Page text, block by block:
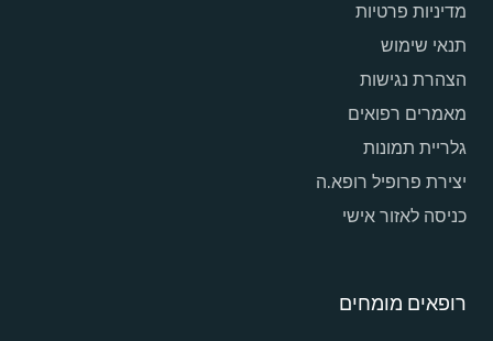
מדיניות פרטיות
תנאי שימוש
הצהרת נגישות
מאמרים רפואים
גלריית תמונות
יצירת פרופיל רופא.ה
כניסה לאזור אישי
רופאים מומחים